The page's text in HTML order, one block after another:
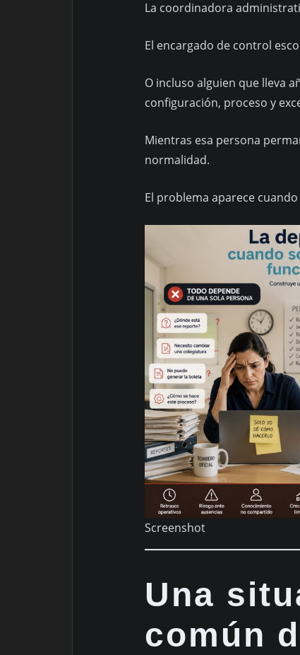
La coordinadora
El encargado de control
O incluso alguien que lleva
configuración, proceso y
Mientras esa persona
normalidad.
El problema aparece
Screenshot
Una
común